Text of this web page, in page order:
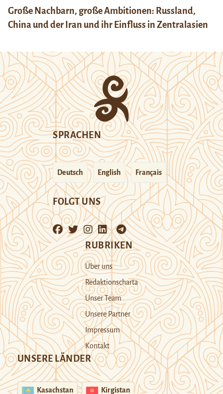
Große Nachbarn, große Ambitionen: Russland,
China und der Iran und ihr Einfluss in Zentralasien
SPRACHEN
Deutsch English Français
FOLGT UNS
RUBRIKEN
Über uns
Redaktionscharta
Unser Team
Unsere Partner
Impressum
Kontakt
UNSERE LÄNDER
Kasachstan Kirgistan